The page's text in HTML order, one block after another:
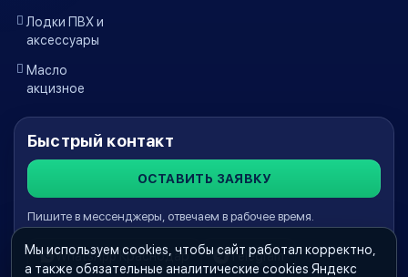
Лодки ПВХ и
аксессуары
Масло
акцизное
Быстрый контакт
ОСТАВИТЬ ЗАЯВКУ
Пишите в мессенджеры, отвечаем в рабочее время.
WhatsApp Краснодар Telegram
Мы используем cookies, чтобы сайт работал корректно,
а также обязательные аналитические cookies Яндекс